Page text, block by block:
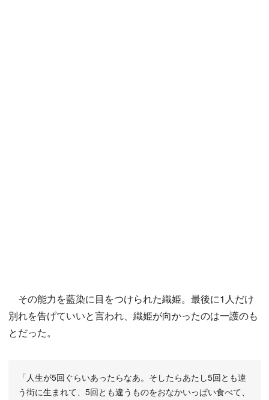
その能力を藍染に目をつけられた織姫。最後に1人だけ
別れを告げていいと言われ、織姫が向かったのは一護のも
とだった。
「人生が5回ぐらいあったらなあ。そしたらあたし5回とも違
う街に生まれて、5回とも違うものをおなかいっぱい食べて、